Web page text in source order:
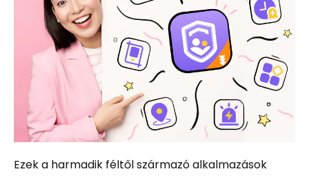
Ezek a harmadik féltől származó alkalmazások